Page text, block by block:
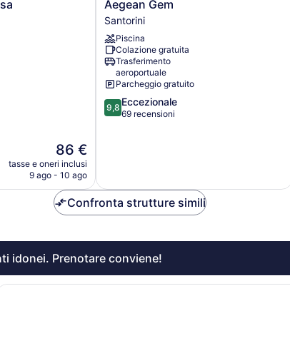
Il
prezzo
attuale
86 €
86 €
tasse e oneri inclusi
9 ago - 10 ago
Aegean
Gem
Santorini
Aegean Gem
Santorini
Piscina
Colazione gratuita
Trasferimento
aeroportuale
Parcheggio gratuito
9.8
su
9,8 Eccezionale
69 recensioni
Confronta strutture simili
idonei. Prenotare conviene!